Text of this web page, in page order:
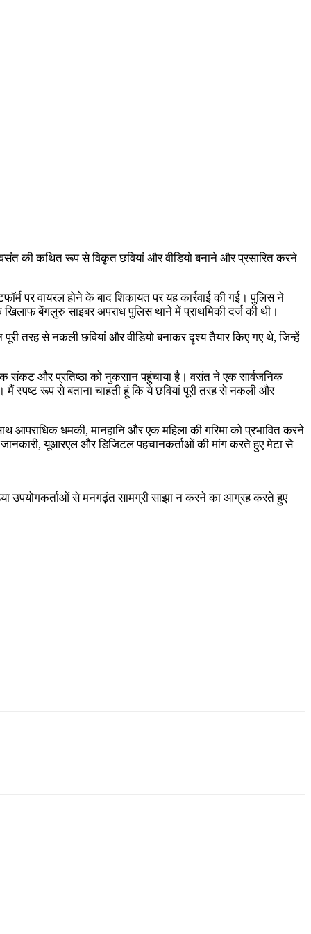
की कथित रूप से विकृत छवियां और वीडियो बनाने और प्रसारित करने
पर वायरल होने के बाद शिकायत पर यह कार्रवाई की गई। पुलिस ने
बेंगलुरु साइबर अपराध पुलिस थाने में प्राथमिकी दर्ज की थी।
तरह से नकली छवियां और वीडियो बनाकर दृश्य तैयार किए गए थे, जिन्हें
संकट और प्रतिष्ठा को नुकसान पहुंचाया है। वसंत ने एक सार्वजनिक
स्पष्ट रूप से बताना चाहती हूं कि ये छवियां पूरी तरह से नकली और
आपराधिक धमकी, मानहानि और एक महिला की गरिमा को प्रभावित करने
यूआरएल और डिजिटल पहचानकर्ताओं की मांग करते हुए मेटा से
उपयोगकर्ताओं से मनगढ़ंत सामग्री साझा न करने का आग्रह करते हुए